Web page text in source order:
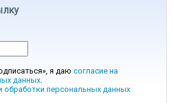
я даю согласие на
данных.
персональных данных